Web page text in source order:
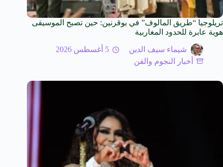
تريلوجيا “طريق المالوف” في بوقرنين: حين تصبح الموسيقى
هوية عابرة للحدود المغاربية
شيماء سيف الدين
5 أغسطس 2026
أخبار النجوم والفن